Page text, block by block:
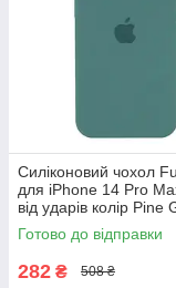
Силіконовий чохол
для iPhone 14 Pro
від ударів колір Pine
Готово до відправки
282 ₴ 508 ₴